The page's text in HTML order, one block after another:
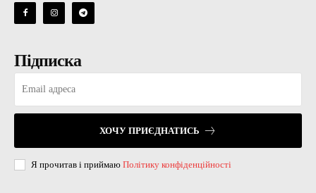
Підписка
ХОЧУ ПРИЄДНАТИСЬ
Я прочитав і приймаю Політику конфіденційності